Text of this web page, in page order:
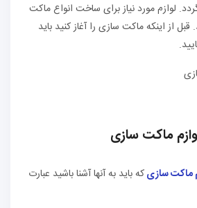
لوازم مورد نیاز برای ساخت انواع ماکت
از اینکه ماکت سازی را آغاز کنید باید
ماکت سازی
ماکت سازیکه باید به آنها آشنا باشید عبارت